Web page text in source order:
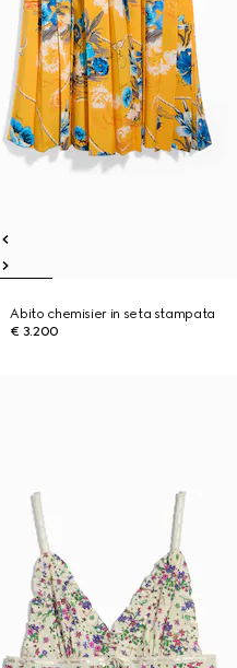
Abito chemisier in seta stampata
€ 3.200